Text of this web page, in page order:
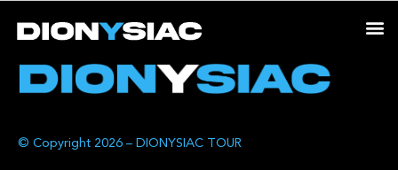
© Copyright 2026 – DIONYSIAC TOUR